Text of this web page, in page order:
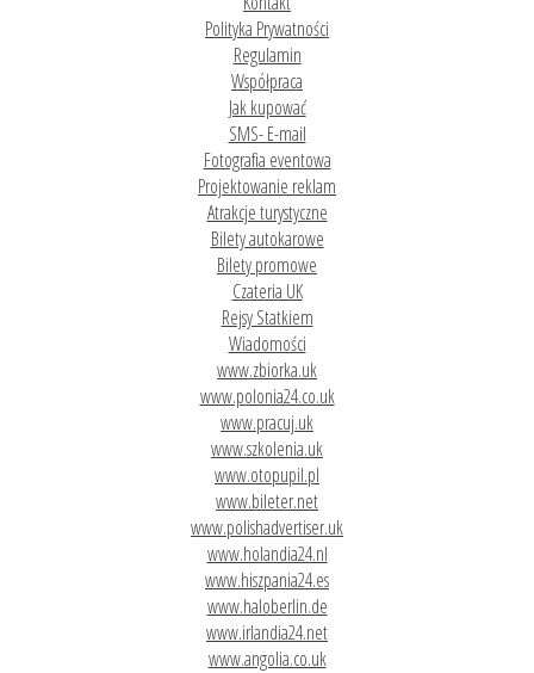
Polityka Prywatności
Regulamin
Współpraca
Jak kupować
SMS- E-mail
Fotografia eventowa
Projektowanie reklam
Atrakcje turystyczne
Bilety autokarowe
Bilety promowe
Czateria UK
Rejsy Statkiem
Wiadomości
www.zbiorka.uk
www.polonia24.co.uk
www.pracuj.uk
www.szkolenia.uk
www.otopupil.pl
www.bileter.net
www.polishadvertiser.uk
www.holandia24.nl
www.hiszpania24.es
www.haloberlin.de
www.irlandia24.net
www.angolia.co.uk